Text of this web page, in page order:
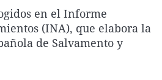
La rosa de los vientos
Gente viajera
Como el perro y el
Caso
Retornados
Equipo de
Extremadura
Galicia
Virales
Televisión
en el Informe
(INA), que elabora la
de Salvamento y